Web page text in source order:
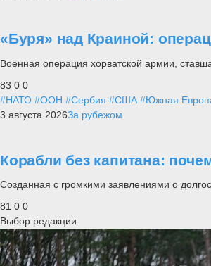
«Буря» над Краиной:
Военная операция хорватской армии,
83 0 0
#НАТО #ООН #Сербия #США #Южная
3 августа 2026За рубежом
Корабли без капитана:
Созданная с громкими заявлениями о
81 0 0
Выбор редакции